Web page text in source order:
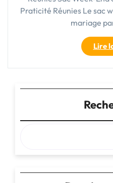
Praticité Réunies Le sac
mariage
Lire